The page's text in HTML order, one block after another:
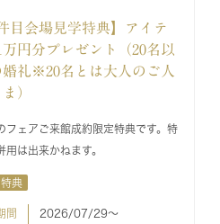
目会場見学特典】アイテ
万円分プレゼント（20名以
婚礼※20名とは大人のご人
）
フェアご来館成約限定特典です。特
用は出来かねます。
典
間
2026/07/29〜